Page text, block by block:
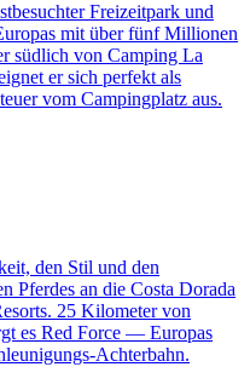
Freizeitpark und
mit über fünf Millionen
südlich von Camping La
er sich perfekt als
vom Campingplatz aus.
den Stil und den
Pferdes an die Costa Dorada
25 Kilometer von
es Red Force — Europas
Achterbahn.